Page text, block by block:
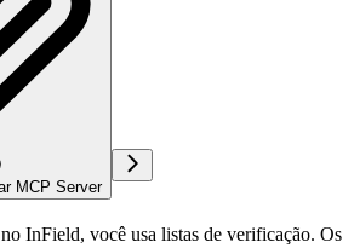
MCP Server
InField, você usa listas de verificação. Os